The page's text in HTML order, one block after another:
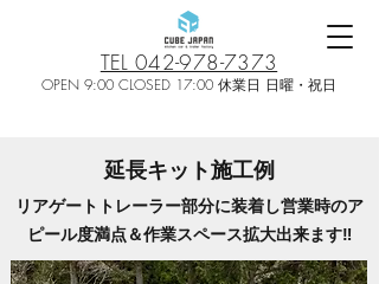
TEL 042-978-7373
OPEN 9:00 CLOSED 17:00 休業日 日曜・祝日
延長キット施工例
リアゲートトレーラー部分に装着し営業時のア
ピール度満点＆作業スペース拡大出来ます‼